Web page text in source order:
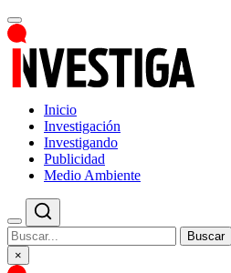
Inicio
Investigación
Investigando
Publicidad
Medio Ambiente
Buscar
×